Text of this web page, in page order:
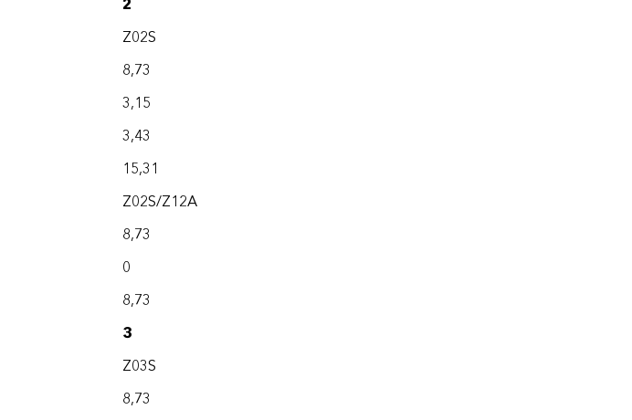
Z02S
8,73
3,15
3,43
15,31
Z02S/Z12A
8,73
0
8,73
3
Z03S
8,73